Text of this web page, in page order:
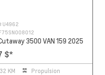
U4962
3500 VAN 159 2025
$*
KM Propulsion